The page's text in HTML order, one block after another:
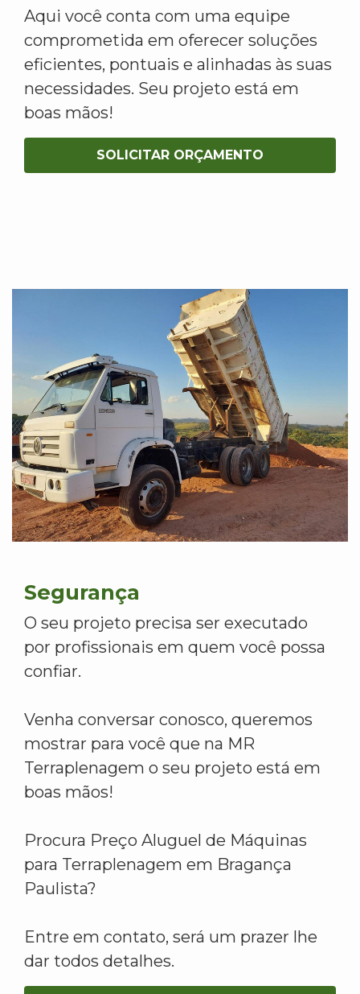
Aqui você conta com uma equipe
comprometida em oferecer soluções
eficientes, pontuais e alinhadas às suas
necessidades. Seu projeto está em
boas mãos!
SOLICITAR ORÇAMENTO
Segurança
O seu projeto precisa ser executado
por profissionais em quem você possa
confiar.
Venha conversar conosco, queremos
mostrar para você que na MR
Terraplenagem o seu projeto está em
boas mãos!
Procura Preço Aluguel de Máquinas
para Terraplenagem em Bragança
Paulista?
Entre em contato, será um prazer lhe
dar todos detalhes.